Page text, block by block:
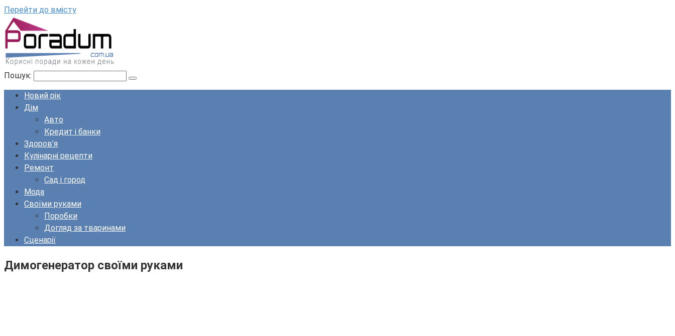
Перейти до вмісту
Пошук:
Новий рік
Дім
Авто
Кредит і банки
Здоров’я
Кулінарні рецепти
Ремонт
Сад і город
Мода
Своїми руками
Поробки
Догляд за тваринами
Сценарії
Димогенератор своїми руками